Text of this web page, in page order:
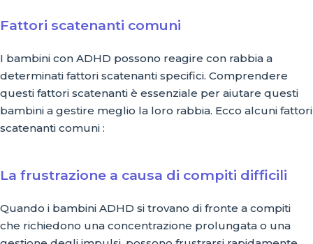
Fattori scatenanti comuni
I bambini con ADHD possono reagire con rabbia a
determinati fattori scatenanti specifici. Comprendere
questi fattori scatenanti è essenziale per aiutare questi
bambini a gestire meglio la loro rabbia. Ecco alcuni fattori
scatenanti comuni :
La frustrazione a causa di compiti difficili
Quando i bambini ADHD si trovano di fronte a compiti
che richiedono una concentrazione prolungata o una